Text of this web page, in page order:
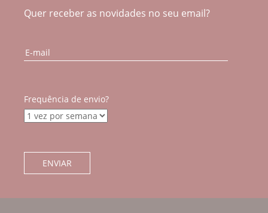
Quer receber as novidades no seu email?
Frequência de envio?